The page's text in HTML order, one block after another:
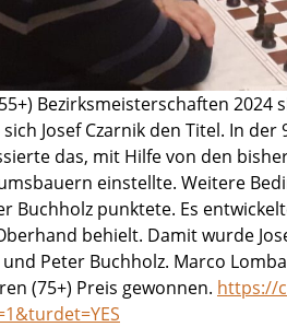
Bezirksmeisterschaften 2024
Josef Czarnik den Titel. In
das, mit Hilfe von den
einstellte. Weitere
Buchholz punktete. Es
behielt. Damit wurde
Peter Buchholz. Marco
(75+) Preis gewonnen. https://